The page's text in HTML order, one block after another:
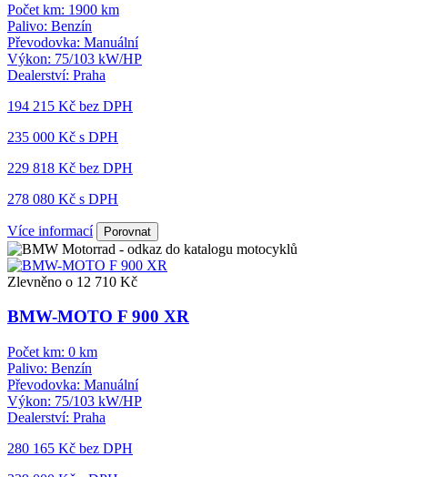
Počet km: 1900 km
Palivo: Benzín
Převodovka: Manuální
Výkon: 75/103 kW/HP
Dealerství: Praha
194 215 Kč bez DPH
235 000 Kč s DPH
229 818 Kč bez DPH
278 080 Kč s DPH
Více informací Porovnat
Zlevněno o 12 710 Kč
BMW-MOTO F 900 XR
Počet km: 0 km
Palivo: Benzín
Převodovka: Manuální
Výkon: 75/103 kW/HP
Dealerství: Praha
280 165 Kč bez DPH